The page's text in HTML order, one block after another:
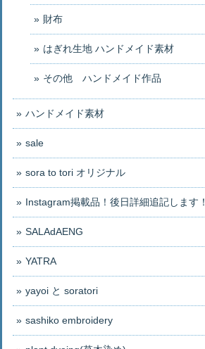
財布
はぎれ生地 ハンドメイド素材
その他 ハンドメイド作品
ハンドメイド素材
sale
sora to tori オリジナル
Instagram掲載品！後日詳細追記します！
SALAdAENG
YATRA
yayoi と soratori
sashiko embroidery